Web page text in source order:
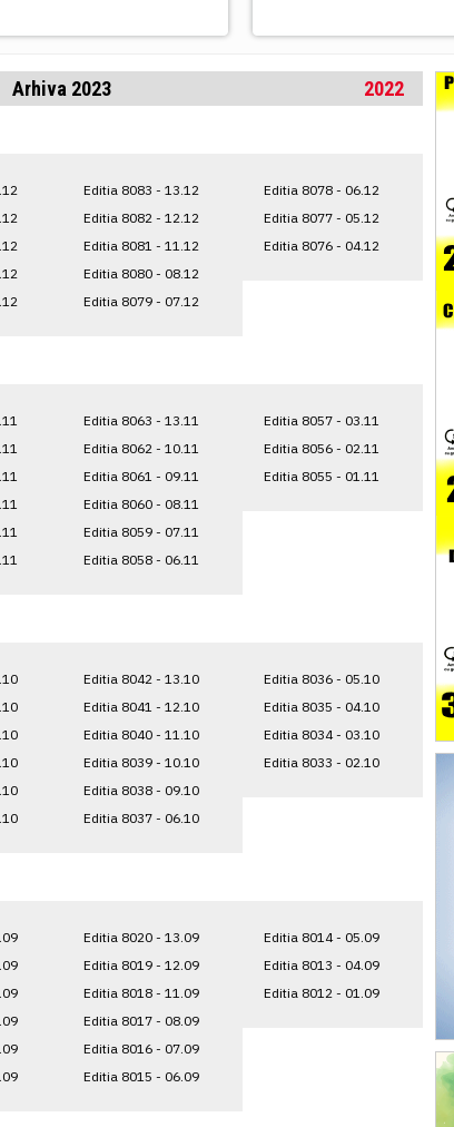
2022
Arhiva 2023
Editia 8083 - 13.12
Editia 8082 - 12.12
Editia 8081 - 11.12
Editia 8080 - 08.12
Editia 8079 - 07.12
Editia 8078 - 06.12
Editia 8077 - 05.12
Editia 8076 - 04.12
Editia 8063 - 13.11
Editia 8062 - 10.11
Editia 8061 - 09.11
Editia 8060 - 08.11
Editia 8059 - 07.11
Editia 8058 - 06.11
Editia 8057 - 03.11
Editia 8056 - 02.11
Editia 8055 - 01.11
Editia 8042 - 13.10
Editia 8041 - 12.10
Editia 8040 - 11.10
Editia 8039 - 10.10
Editia 8038 - 09.10
Editia 8037 - 06.10
Editia 8036 - 05.10
Editia 8035 - 04.10
Editia 8034 - 03.10
Editia 8033 - 02.10
Editia 8020 - 13.09
Editia 8019 - 12.09
Editia 8018 - 11.09
Editia 8017 - 08.09
Editia 8016 - 07.09
Editia 8015 - 06.09
Editia 8014 - 05.09
Editia 8013 - 04.09
Editia 8012 - 01.09